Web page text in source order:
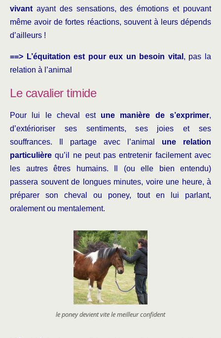
vivant ayant des sensations, des émotions et pouvant
même avoir de fortes réactions, souvent à leurs dépends
d’ailleurs !
==> L’équitation est pour eux un besoin vital , pas la
relation à l’animal
Le cavalier timide
Pour lui le cheval estune manière de s’exprimer,
d’extérioriser ses sentiments, ses joies et ses
souffrances. Il partage avec l’animal une relation
particulière qu’il ne peut pas entretenir facilement avec
les autres êtres humains. Il (ou elle bien entendu)
passera souvent de longues minutes, voire une heure, à
préparer son cheval ou poney, tout en lui parlant,
oralement ou mentalement.
le poney devient vite le meilleur confident